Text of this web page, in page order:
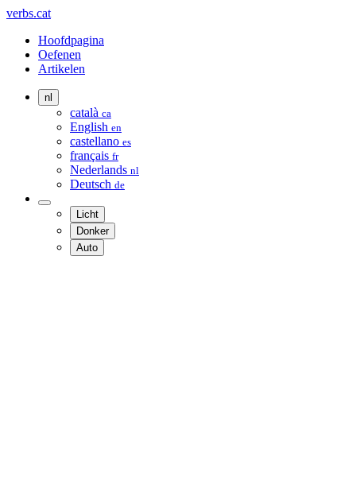
verbs.cat
Hoofdpagina
Oefenen
Artikelen
nl
català ca
English en
castellano es
français fr
Nederlands nl
Deutsch de
Licht
Donker
Auto